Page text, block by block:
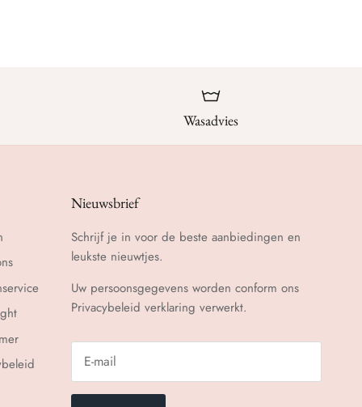
Wasadvies
Nieuwsbrief
Schrijf je in voor de beste aanbiedingen en
leukste nieuwtjes.
Uw persoonsgegevens worden conform ons
Privacybeleid verklaring verwerkt.